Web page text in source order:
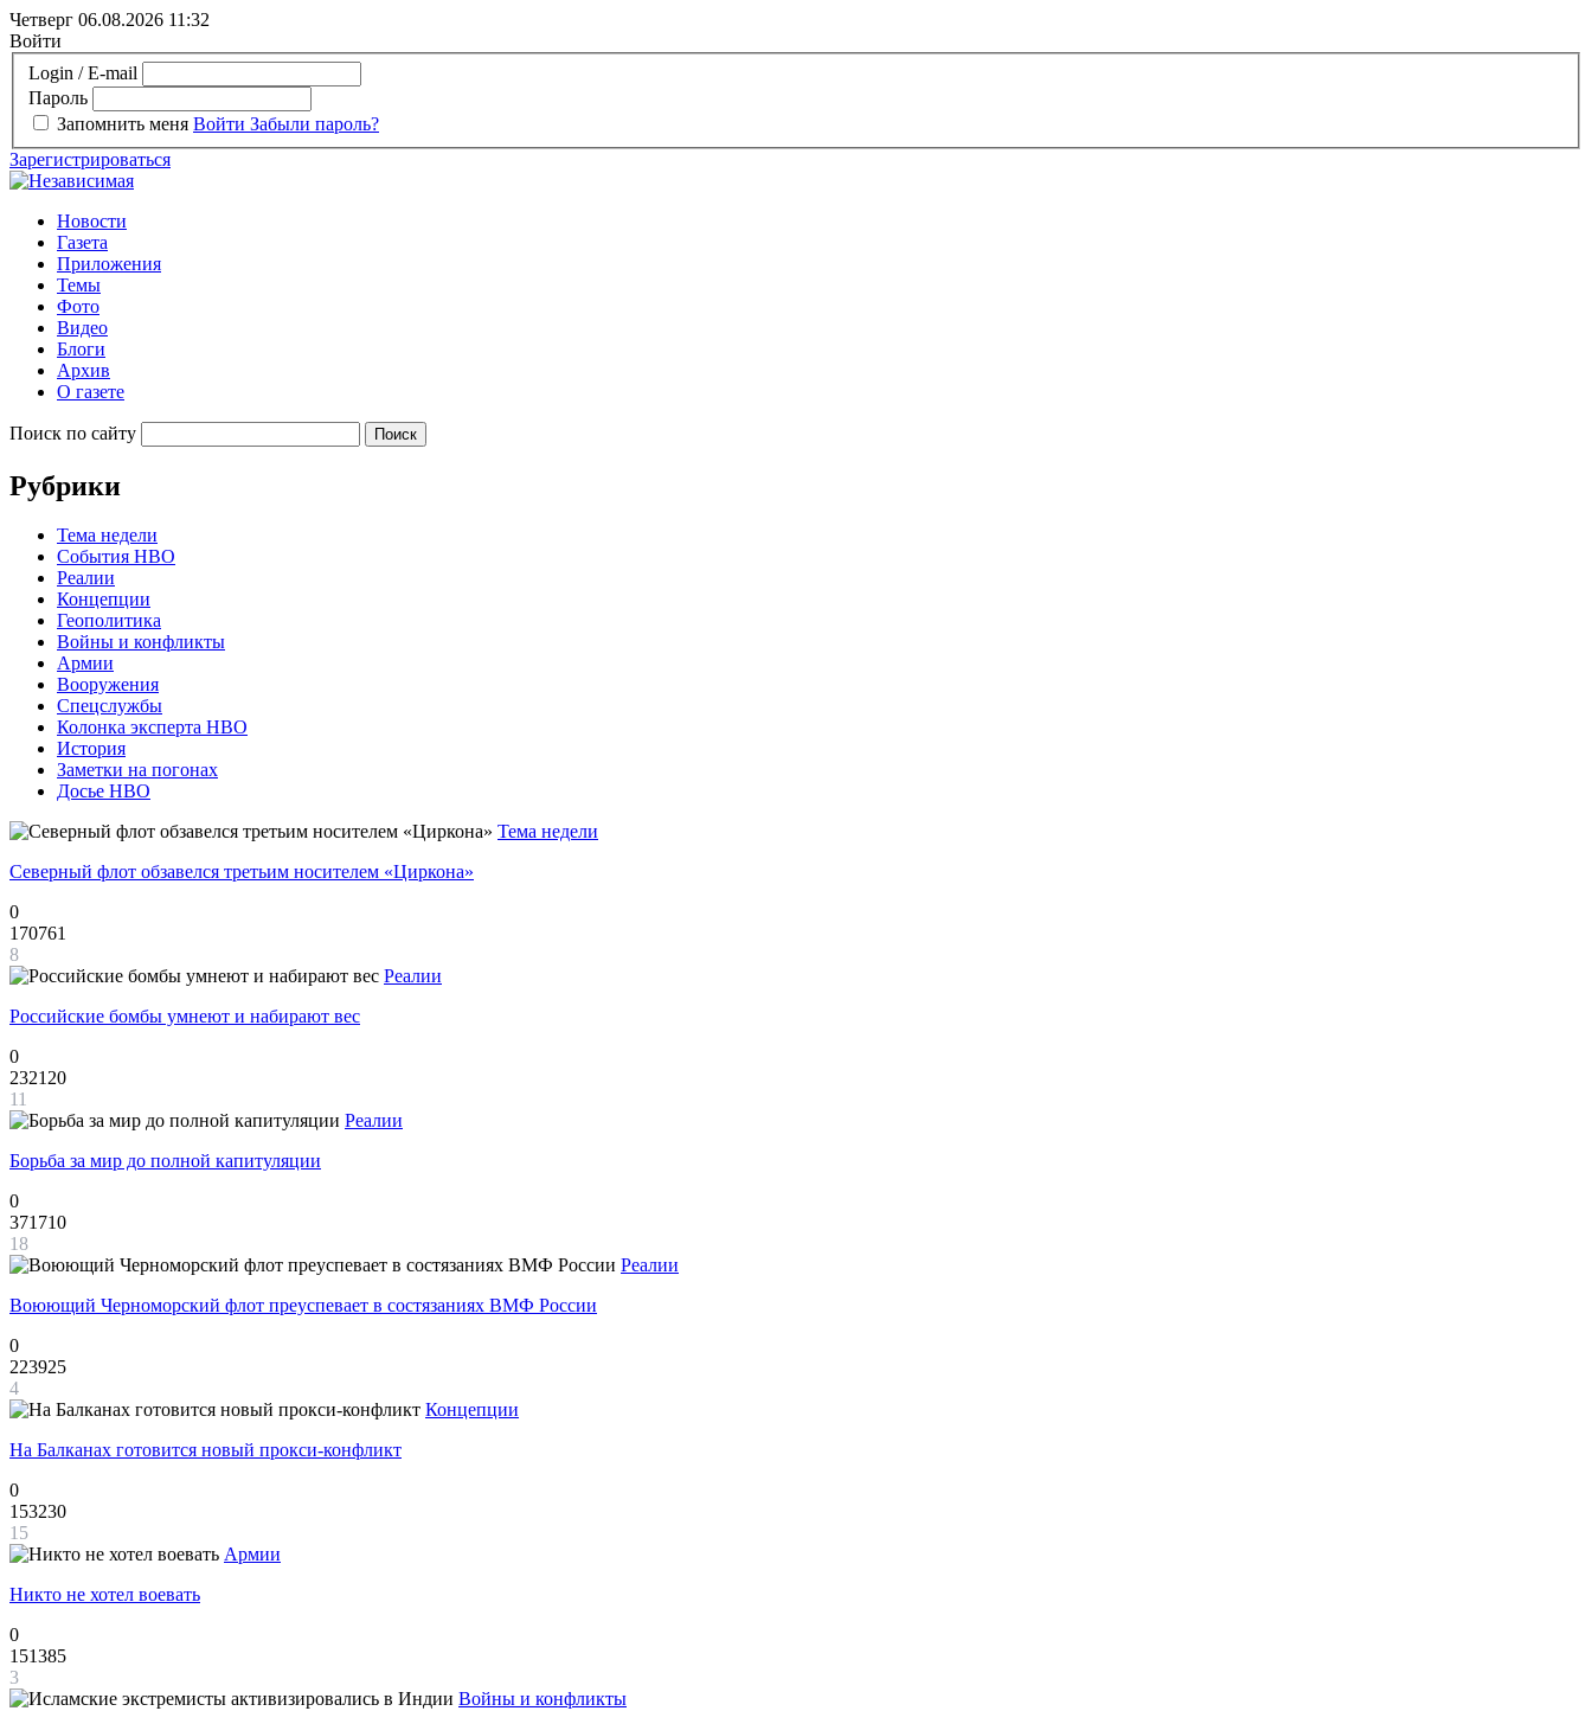
Четверг 06.08.2026 11:32
Войти
Login / E-mail
Пароль
Запомнить меня Войти Забыли пароль?
Зарегистрироваться
Новости
Газета
Приложения
Темы
Фото
Видео
Блоги
Архив
О газете
Поиск по сайту
Рубрики
Тема недели
События НВО
Реалии
Концепции
Геополитика
Войны и конфликты
Армии
Вооружения
Спецслужбы
Колонка эксперта НВО
История
Заметки на погонах
Досье НВО
Тема недели
Северный флот обзавелся третьим носителем «Циркона»
0
170761
8
Реалии
Российские бомбы умнеют и набирают вес
0
232120
11
Реалии
Борьба за мир до полной капитуляции
0
371710
18
Реалии
Воюющий Черноморский флот преуспевает в состязаниях ВМФ России
0
223925
4
Концепции
На Балканах готовится новый прокси-конфликт
0
153230
15
Армии
Никто не хотел воевать
0
151385
3
Войны и конфликты